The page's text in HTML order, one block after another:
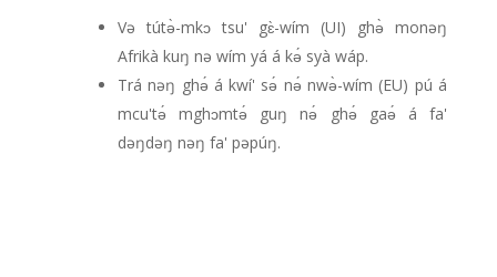
Və tútə̀-mkɔ tsu' gɛ̀-wím (UI) ghə̀ monəŋ
Afrikà kuŋ nə wím yá á kə́ syà wáp.
Trá nəŋ ghə́ á kwí' sə́ nə́ nwə̀-wím (EU) pú á
mcu'tə́ mghɔmtə́ guŋ nə́ ghə́ gaə́ á fa'
dəŋdəŋ nəŋ fa' pəpúŋ.